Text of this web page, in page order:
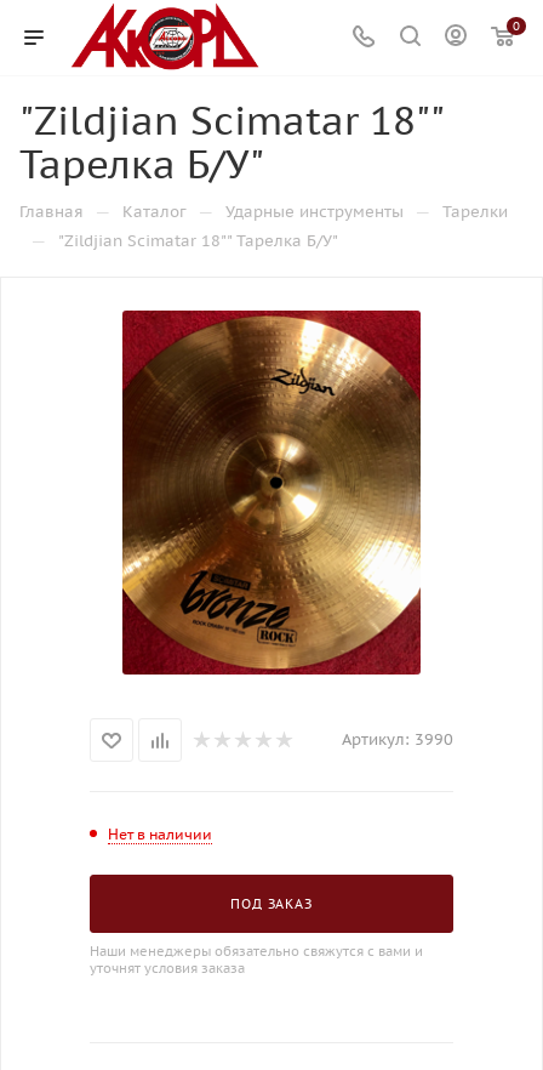
0
"Zildjian Scimatar 18""
Тарелка Б/У"
Главная — Каталог — Ударные инструменты — Тарелки
— "Zildjian Scimatar 18"" Тарелка Б/У"
Артикул: 3990
Нет в наличии
ПОД ЗАКАЗ
Наши менеджеры обязательно свяжутся с вами и
уточнят условия заказа